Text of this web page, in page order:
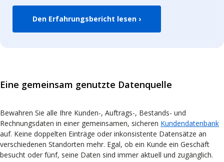
Den Erfahrungsbericht lesen ›
Eine gemeinsam genutzte Datenquelle
Bewahren Sie alle Ihre Kunden-, Auftrags-, Bestands- und
Rechnungsdaten in einer gemeinsamen, sicheren Kundendatenbank
auf. Keine doppelten Einträge oder inkonsistente Datensätze an
verschiedenen Standorten mehr. Egal, ob ein Kunde ein Geschäft
besucht oder fünf, seine Daten sind immer aktuell und zugänglich.